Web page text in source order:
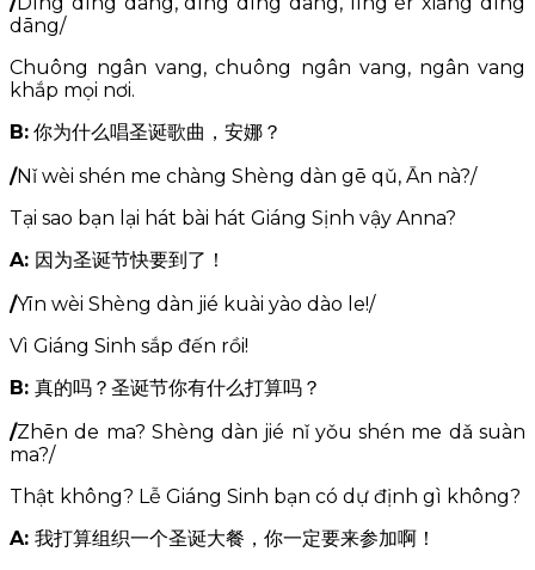
dāng/
Chuông ngân vang, chuông ngân vang, ngân vang
khắp mọi nơi.
B: 你为什么唱圣诞歌曲，安娜？
/Nǐ wèi shén me chàng Shèng dàn gē qǔ, Ān nà?/
Tại sao bạn lại hát bài hát Giáng Sịnh vậy Anna?
A: 因为圣诞节快要到了！
/Yīn wèi Shèng dàn jié kuài yào dào le!/
Vì Giáng Sinh sắp đến rồi!
B: 真的吗？圣诞节你有什么打算吗？
/Zhēn de ma? Shèng dàn jié nǐ yǒu shén me dǎ suàn
ma?/
Thật không? Lễ Giáng Sinh bạn có dự định gì không?
A: 我打算组织一个圣诞大餐，你一定要来参加啊！